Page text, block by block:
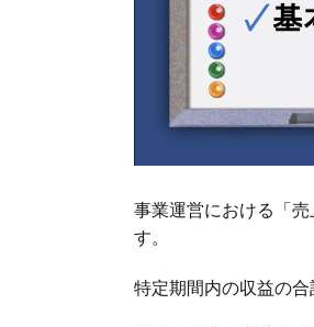
事業運営における「
す。
特定期間内の収益の